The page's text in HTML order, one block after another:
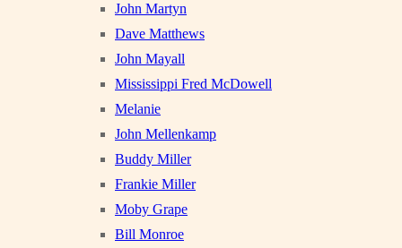
John Martyn
Dave Matthews
John Mayall
Mississippi Fred McDowell
Melanie
John Mellenkamp
Buddy Miller
Frankie Miller
Moby Grape
Bill Monroe